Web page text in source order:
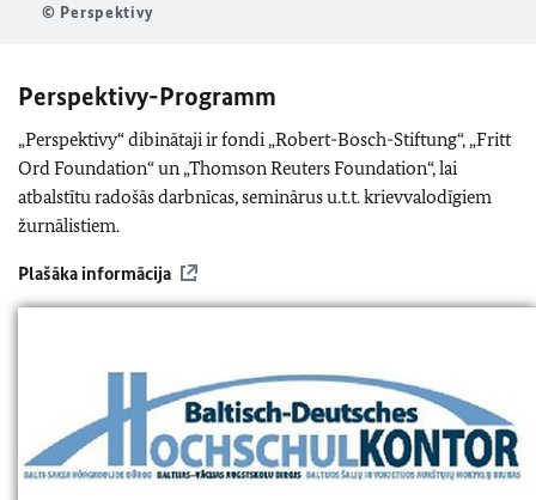
© Perspektivy
Perspektivy-Programm
„Perspektivy“ dibinātaji ir fondi „Robert-Bosch-Stiftung“, „Fritt
Ord Foundation“ un „Thomson Reuters Foundation“, lai
atbalstītu radošās darbnīcas, seminārus u.t.t. krievvalodīgiem
žurnālistiem.
Plašāka informācija